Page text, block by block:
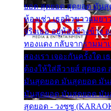
ยอด สุดยอด สุดยอด มัน
ห้องเช่า เธอผิวขาวผมย
จริงเธอ อยู่ห้องข้างข้าง
ทองแดง กลับจากรามมา
สองเรา เจอะกันครั้งใด
ต้องให้ใส่ลีวายส์ สุดยอ
มันสุดยอด มันสุดยอด มั
มันสุดยอด มันสุดยอด มั
สุดยอด - วงซูซู